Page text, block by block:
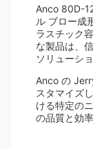
Anco 80D-
ル ブロー成
ラスチック
な製品は、
ソリューシ
Anco の
スタマイズ
ける特定の
の品質と効